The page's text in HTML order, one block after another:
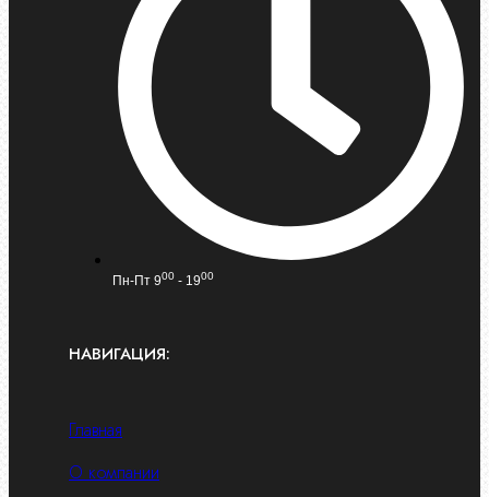
Пн-Пт 900 - 1900
НАВИГАЦИЯ:
Главная
О компании